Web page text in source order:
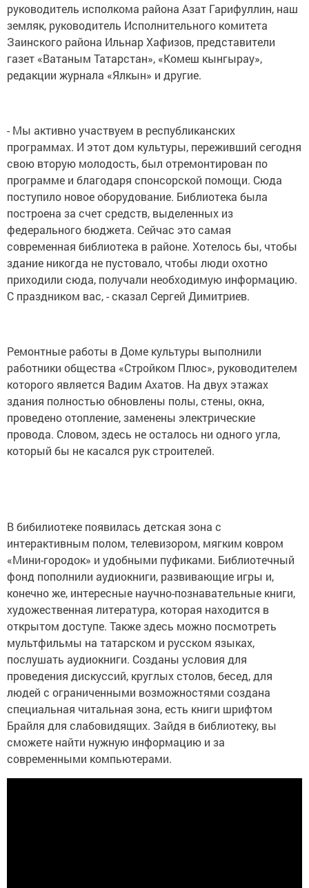
руководитель исполкома района Азат Гарифуллин, наш
земляк, руководитель Исполнительного комитета
Заинского района Ильнар Хафизов, представители
газет «Ватаным Татарстан», «Комеш кынгырау»,
редакции журнала «Ялкын» и другие.
- Мы активно участвуем в республиканских
программах. И этот дом культуры, переживший сегодня
свою вторую молодость, был отремонтирован по
программе и благодаря спонсорской помощи. Сюда
поступило новое оборудование. Библиотека была
построена за счет средств, выделенных из
федерального бюджета. Сейчас это самая
современная библиотека в районе. Хотелось бы, чтобы
здание никогда не пустовало, чтобы люди охотно
приходили сюда, получали необходимую информацию.
С праздником вас, - сказал Сергей Димитриев.
Ремонтные работы в Доме культуры выполнили
работники общества «Стройком Плюс», руководителем
которого является Вадим Ахатов. На двух этажах
здания полностью обновлены полы, стены, окна,
проведено отопление, заменены электрические
провода. Словом, здесь не осталось ни одного угла,
который бы не касался рук строителей.
В бибилиотеке появилась детская зона с
интерактивным полом, телевизором, мягким ковром
«Мини-городок» и удобными пуфиками. Библиотечный
фонд пополнили аудиокниги, развивающие игры и,
конечно же, интересные научно-познавательные книги,
художественная литература, которая находится в
открытом доступе. Также здесь можно посмотреть
мультфильмы на татарском и русском языках,
послушать аудиокниги. Созданы условия для
проведения дискуссий, круглых столов, бесед, для
людей с ограниченными возможностями создана
специальная читальная зона, есть книги шрифтом
Брайля для слабовидящих. Зайдя в библиотеку, вы
сможете найти нужную информацию и за
современными компьютерами.